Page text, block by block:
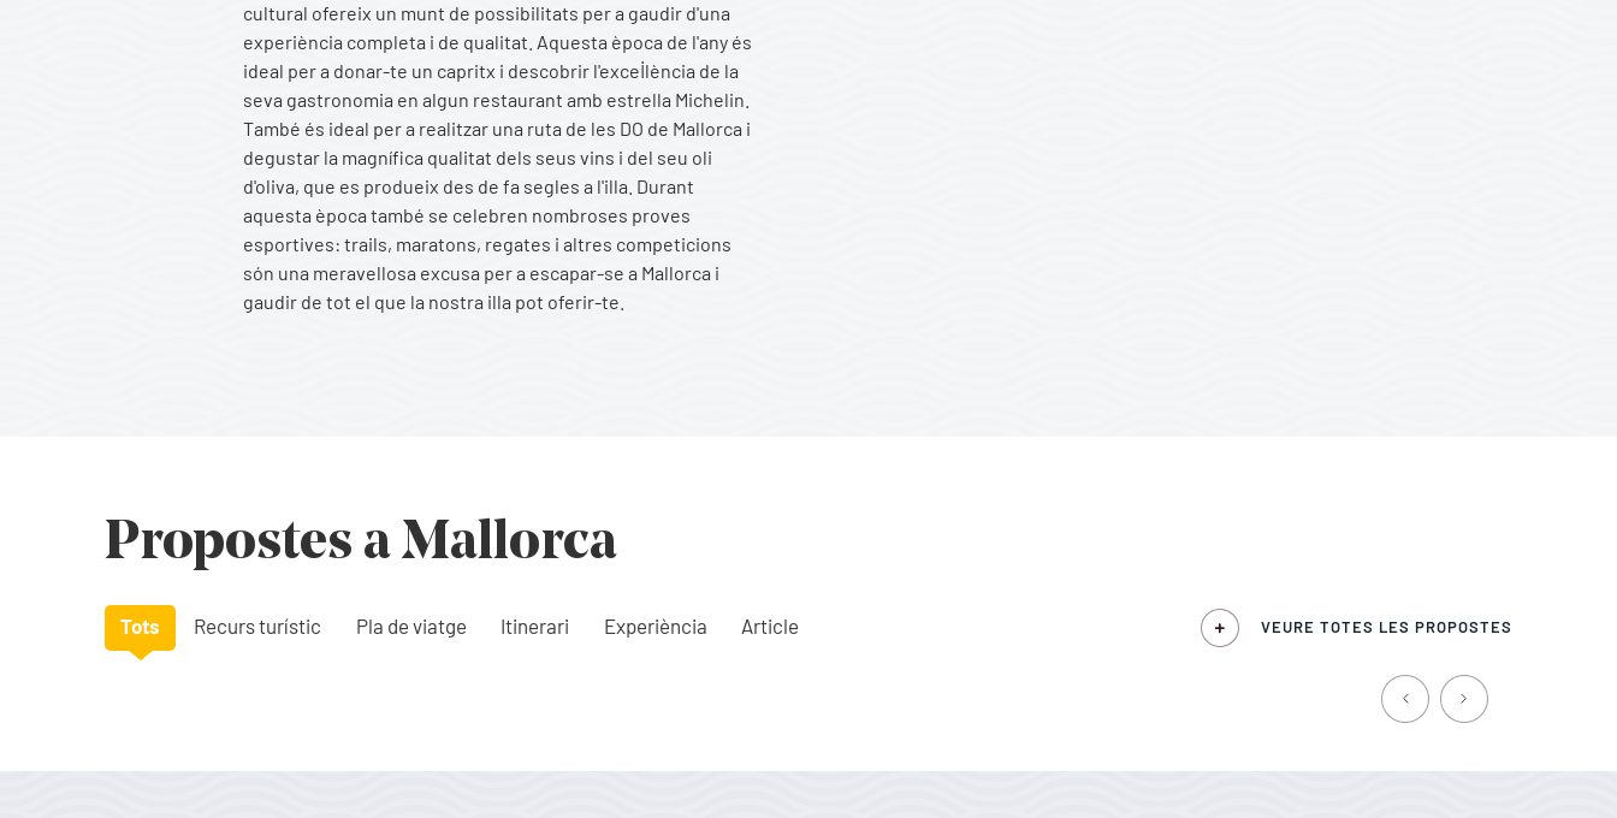
cultural ofereix un munt de possibilitats per a gaudir d'una
experiència completa i de qualitat. Aquesta època de l'any és
ideal per a donar-te un capritx i descobrir l'excel·lència de la
seva gastronomia en algun restaurant amb estrella Michelin.
També és ideal per a realitzar una ruta de les DO de Mallorca i
degustar la magnífica qualitat dels seus vins i del seu oli
d'oliva, que es produeix des de fa segles a l'illa. Durant
aquesta època també se celebren nombroses proves
esportives: trails, maratons, regates i altres competicions
són una meravellosa excusa per a escapar-se a Mallorca i
gaudir de tot el que la nostra illa pot oferir-te.
Propostes a Mallorca
Tots Recurs turístic Pla de viatge Itinerari Experiència Article VEURE TOTES LES PROPOSTES